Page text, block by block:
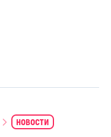
новости